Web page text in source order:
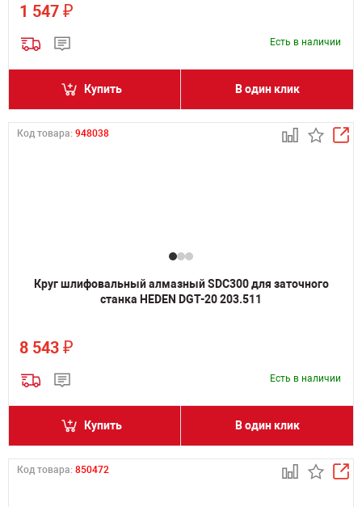
1 547 ₽
Есть в наличии
Купить В один клик
Код товара: 948038
Круг шлифовальный алмазный SDC300 для заточного
станка HEDEN DGT-20 203.511
8 543 ₽
Есть в наличии
Купить В один клик
Код товара: 850472